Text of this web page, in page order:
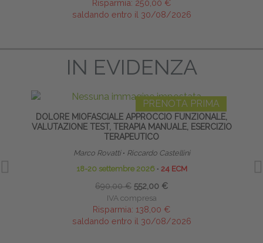
Risparmia: 250,00 €
saldando entro il 30/08/2026
IN EVIDENZA
PRENOTA PRIMA
DOLORE MIOFASCIALE APPROCCIO FUNZIONALE,
VALUTAZIONE TEST, TERAPIA MANUALE, ESERCIZIO
TERAPEUTICO
Marco Rovatti ∙ Riccardo Castellini
18-20 settembre 2026 ∙ 24 ECM
690,00 € 552,00 €
IVA compresa
Risparmia: 138,00 €
saldando entro il 30/08/2026